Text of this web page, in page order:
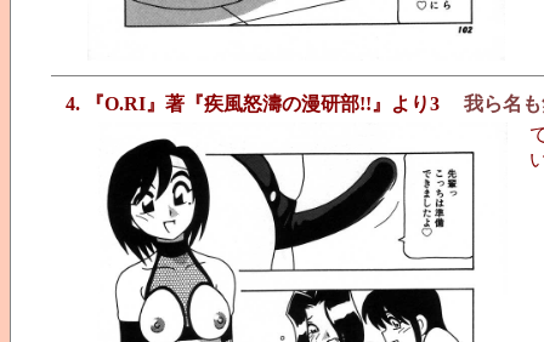
4. 『O.RI』著『疾風怒濤の漫研部!!』より3
我ら名